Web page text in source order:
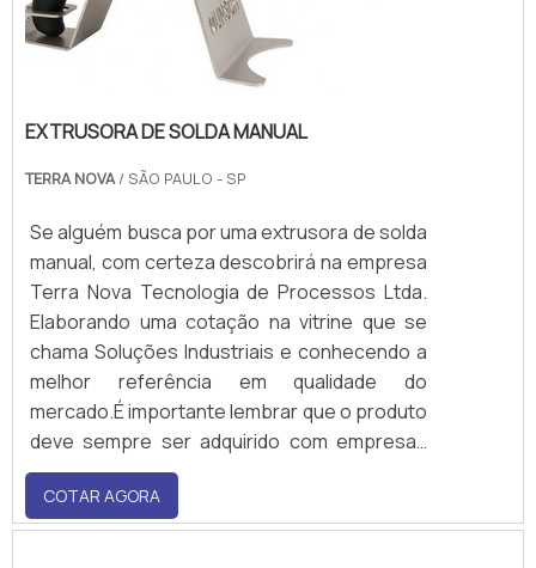
EXTRUSORA DE SOLDA MANUAL
TERRA NOVA / SÃO PAULO - SP
Se alguém busca por uma extrusora de solda
manual, com certeza descobrirá na empresa
Terra Nova Tecnologia de Processos Ltda.
Elaborando uma cotação na vitrine que se
chama Soluções Industriais e conhecendo a
melhor referência em qualidade do
mercado.É importante lembrar que o produto
deve sempre ser adquirido com empresas
especializadas no segmento. Esse tipo de
cuidado ajuda a garantir a qualidade e
durabilidade dos materiais, além de...
COTAR AGORA